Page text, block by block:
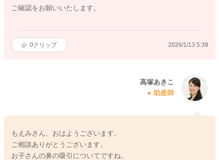
ご確認をお願いいたします。
0クリップ 2026/1/13 5:39
高塚あきこ
助産師
もえみさん、おはようございます。
ご相談ありがとうございます。
お子さんの鼻の吸引についてですね。